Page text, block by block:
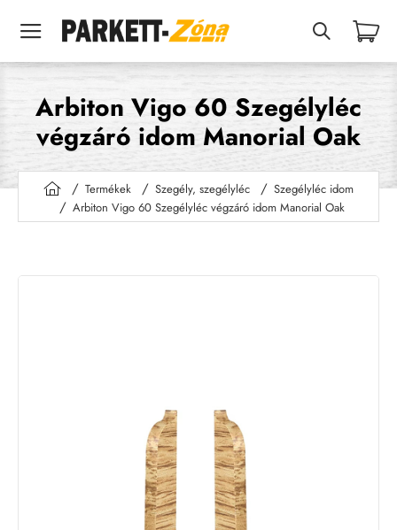
Arbiton Vigo 60 Szegélyléc
végzáró idom Manorial Oak
h
Termékek Szegély, szegélyléc
Szegélyléc idom
Arbiton Vigo 60 Szegélyléc végzáró idom Manorial Oak